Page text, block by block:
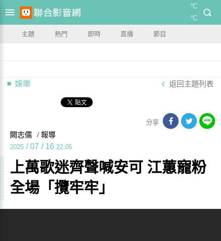
°C
°C
主題 熱門 即時 直播 節目
娛樂 返回主題列表
分享
闕志儒 / 報導
2025 / 07 / 16 22:05
上萬歌迷齊聲喊安可 江蕙寵粉
全場「攬牢牢」